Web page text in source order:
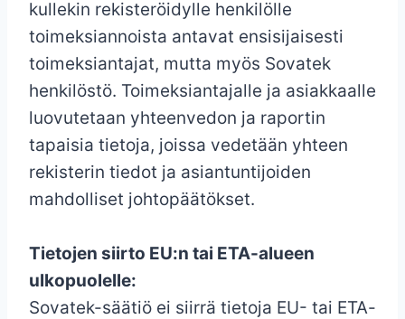
kullekin rekisteröidylle henkilölle
toimeksiannoista antavat ensisijaisesti
toimeksiantajat, mutta myös Sovatek
henkilöstö. Toimeksiantajalle ja asiakkaalle
luovutetaan yhteenvedon ja raportin
tapaisia tietoja, joissa vedetään yhteen
rekisterin tiedot ja asiantuntijoiden
mahdolliset johtopäätökset.
Tietojen siirto EU:n tai ETA-alueen
ulkopuolelle:
Sovatek-säätiö ei siirrä tietoja EU- tai ETA-